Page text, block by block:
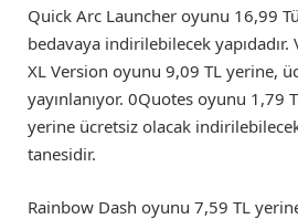
Quick Arc Launcher oyunu 16,99
bedavaya indirilebilecek
XL Version oyunu 9,09 TL yerine,
yayınlanıyor. 0Quotes oyunu 1,79
yerine ücretsiz olacak
tanesidir.
Rainbow Dash oyunu 7,59 TL